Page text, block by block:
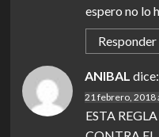
espero no lo
Responder
ANIBAL dice:
21 febrero, 2018
ESTA